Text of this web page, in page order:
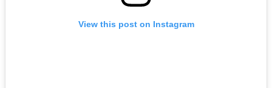
View this post on Instagram